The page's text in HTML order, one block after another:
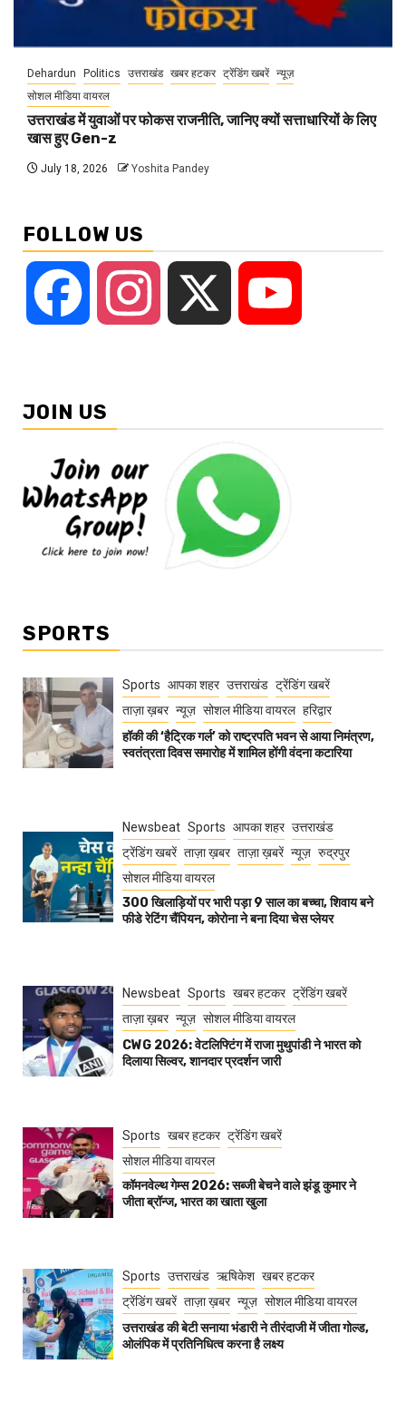
Dehardun Politics उत्तराखंड खबर हटकर ट्रेंडिंग खबरें न्यूज़
सोशल मीडिया वायरल
उत्तराखंड में युवाओं पर फोकस राजनीति, जानिए क्यों सत्ताधारियों के लिए
खास हुए Gen-z
July 18, 2026 Yoshita Pandey
FOLLOW US
Facebook Instagram
JOIN US
SPORTS
Sports आपका शहर उत्तराखंड ट्रेंडिंग खबरें
ताज़ा ख़बर न्यूज़ सोशल मीडिया वायरल हरिद्वार
हॉकी की ‘हैट्रिक गर्ल’ को राष्ट्रपति भवन से आया निमंत्रण,
स्वतंत्रता दिवस समारोह में शामिल होंगी वंदना कटारिया
Newsbeat Sports आपका शहर उत्तराखंड
ट्रेंडिंग खबरें ताज़ा ख़बर ताज़ा ख़बरें न्यूज़ रुद्रपुर
सोशल मीडिया वायरल
300 खिलाड़ियों पर भारी पड़ा 9 साल का बच्चा, शिवाय बने
फीडे रेटिंग चैंपियन, कोरोना ने बना दिया चेस प्लेयर
Newsbeat Sports खबर हटकर ट्रेंडिंग खबरें
ताज़ा ख़बर न्यूज़ सोशल मीडिया वायरल
CWG 2026: वेटलिफ्टिंग में राजा मुथुपांडी ने भारत को
दिलाया सिल्वर, शानदार प्रदर्शन जारी
Sports खबर हटकर ट्रेंडिंग खबरें
सोशल मीडिया वायरल
कॉमनवेल्थ गेम्स 2026: सब्जी बेचने वाले झंडू कुमार ने
जीता ब्रॉन्ज, भारत का खाता खुला
Sports उत्तराखंड ऋषिकेश खबर हटकर
ट्रेंडिंग खबरें ताज़ा ख़बर न्यूज़ सोशल मीडिया वायरल
उत्तराखंड की बेटी सनाया भंडारी ने तीरंदाजी में जीता गोल्ड,
ओलंपिक में प्रतिनिधित्व करना है लक्ष्य